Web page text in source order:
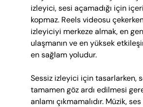
izleyici, sesi açamadığı için
kopmaz. Reels videosu
izleyiciyi merkeze almak, en
ulaşmanın ve en yüksek
en sağlam yoludur.
Sessiz izleyici için tasarlarken,
tamamen göz ardı edilmesi
anlamı çıkmamalıdır. Müzik,